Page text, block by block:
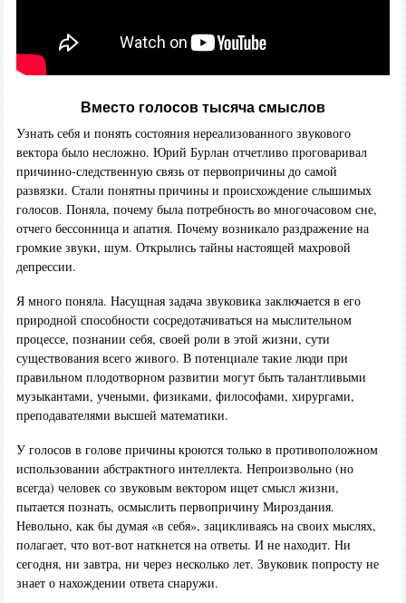
Вместо голосов тысяча смыслов
Узнать себя и понять состояния нереализованного звукового
вектора было несложно. Юрий Бурлан отчетливо проговаривал
причинно-следственную связь от первопричины до самой
развязки. Стали понятны причины и происхождение слышимых
голосов. Поняла, почему была потребность во многочасовом сне,
отчего бессонница и апатия. Почему возникало раздражение на
громкие звуки, шум. Открылись тайны настоящей махровой
депрессии.
Я много поняла. Насущная задача звуковика заключается в его
природной способности сосредотачиваться на мыслительном
процессе, познании себя, своей роли в этой жизни, сути
существования всего живого. В потенциале такие люди при
правильном плодотворном развитии могут быть талантливыми
музыкантами, учеными, физиками, философами, хирургами,
преподавателями высшей математики.
У голосов в голове причины кроются только в противоположном
использовании абстрактного интеллекта. Непроизвольно (но
всегда) человек со звуковым вектором ищет смысл жизни,
пытается познать, осмыслить первопричину Мироздания.
Невольно, как бы думая «в себя», зацикливаясь на своих мыслях,
полагает, что вот-вот наткнется на ответы. И не находит. Ни
сегодня, ни завтра, ни через несколько лет. Звуковик попросту не
знает о нахождении ответа снаружи.